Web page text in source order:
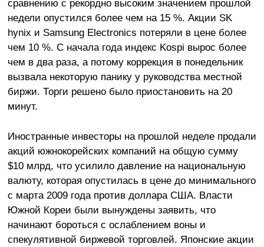
сравнению с рекордно высоким значением прошлой
недели опустился более чем на 15 %. Акции SK
hynix и Samsung Electronics потеряли в цене более
чем 10 %. С начала года индекс Kospi вырос более
чем в два раза, а потому коррекция в понедельник
вызвала некоторую панику у руководства местной
биржи. Торги решено было приостановить на 20
минут.
Иностранные инвесторы на прошлой неделе продали
акций южнокорейских компаний на общую сумму
$10 млрд, что усилило давление на национальную
валюту, которая опустилась в цене до минимального
с марта 2009 года против доллара США. Власти
Южной Кореи были вынуждены заявить, что
начинают бороться с ослаблением воны и
спекулятивной биржевой торговлей. Японские акции